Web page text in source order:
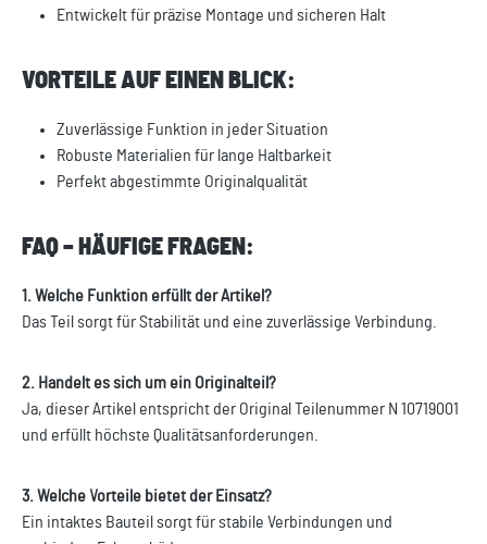
Entwickelt für präzise Montage und sicheren Halt
VORTEILE AUF EINEN BLICK:
Zuverlässige Funktion in jeder Situation
Robuste Materialien für lange Haltbarkeit
Perfekt abgestimmte Originalqualität
FAQ – HÄUFIGE FRAGEN:
1. Welche Funktion erfüllt der Artikel?
Das Teil sorgt für Stabilität und eine zuverlässige Verbindung.
2. Handelt es sich um ein Originalteil?
Ja, dieser Artikel entspricht der Original Teilenummer N 10719001
und erfüllt höchste Qualitätsanforderungen.
3. Welche Vorteile bietet der Einsatz?
Ein intaktes Bauteil sorgt für stabile Verbindungen und